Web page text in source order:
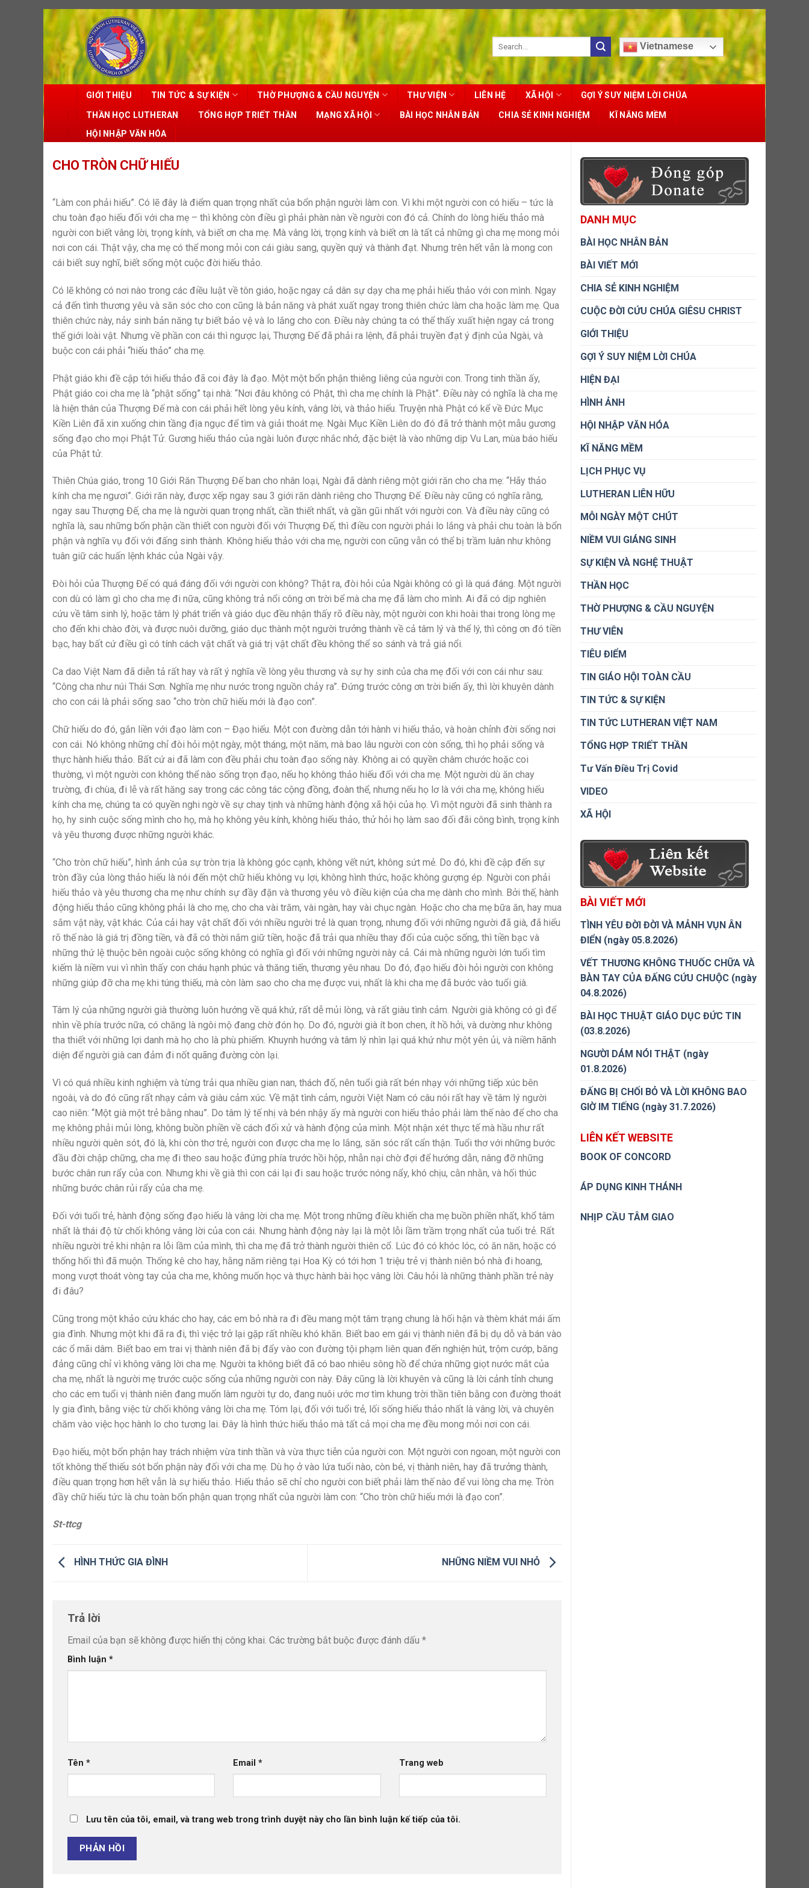
Skip
to
content
Vietnamese
GIỚI THIỆU TIN TỨC & SỰ KIỆN THỜ PHƯỢNG & CẦU NGUYỆN THƯ VIỆN LIÊN HỆ XÃ HỘI GỢI Ý SUY NIỆM LỜI CHÚA
THẦN HỌC LUTHERAN TỔNG HỢP TRIẾT THẦN MẠNG XÃ HỘI BÀI HỌC NHÂN BẢN CHIA SẺ KINH NGHIỆM
KĨ NĂNG MỀM
HỘI NHẬP VĂN HÓA
CHO TRÒN CHỮ HIẾU
“Làm con phải hiếu”. Có lẽ đây là điểm quan trọng nhất của bổn phận người làm con. Vì khi một người con có hiếu – tức là
chu toàn đạo hiếu đối với cha mẹ – thì không còn điều gì phải phàn nàn về người con đó cả. Chính do lòng hiếu thảo mà
người con biết vâng lời, trọng kính, và biết ơn cha mẹ. Mà vâng lời, trọng kính và biết ơn là tất cả những gì cha mẹ mong mỏi
nơi con cái. Thật vậy, cha mẹ có thể mong mỏi con cái giàu sang, quyền quý và thành đạt. Nhưng trên hết vẫn là mong con
cái biết suy nghĩ, biết sống một cuộc đời hiếu thảo.
Có lẽ không có nơi nào trong các điều luật về tôn giáo, hoặc ngay cả dân sự dạy cha mẹ phải hiếu thảo với con mình. Ngay
cả đến tình thương yêu và săn sóc cho con cũng là bản năng và phát xuất ngay trong thiên chức làm cha hoặc làm mẹ. Qua
thiên chức này, nảy sinh bản năng tự biết bảo vệ và lo lắng cho con. Điều này chúng ta có thể thấy xuất hiện ngay cả trong
thế giới loài vật. Nhưng về phần con cái thì ngược lại, Thượng Đế đã phải ra lệnh, đã phải truyền đạt ý định của Ngài, và
buộc con cái phải “hiếu thảo” cha mẹ.
Phật giáo khi đề cập tới hiếu thảo đã coi đây là đạo. Một một bổn phận thiêng liêng của người con. Trong tinh thần ấy,
Phật giáo coi cha mẹ là “phật sống” tại nhà: “Nơi đâu không có Phật, thì cha mẹ chính là Phật”. Điều này có nghĩa là cha mẹ
là hiện thân của Thượng Đế mà con cái phải hết lòng yêu kính, vâng lời, và thảo hiếu. Truyện nhà Phật có kể về Đức Mục
Kiền Liên đã xin xuống chin tầng địa ngục để tìm và giải thoát mẹ. Ngài Mục Kiền Liên do đó đã trở thành một mẫu gương
sống đạo cho mọi Phật Tử. Gương hiếu thảo của ngài luôn được nhắc nhở, đặc biệt là vào những dịp Vu Lan, mùa báo hiếu
của Phật tử.
Thiên Chúa giáo, trong 10 Giới Răn Thượng Đế ban cho nhân loại, Ngài đã dành riêng một giới răn cho cha mẹ: “Hãy thảo
kính cha mẹ ngươi”. Giới răn này, được xếp ngay sau 3 giới răn dành riêng cho Thượng Đế. Điều này cũng có nghĩa rằng,
ngay sau Thượng Đế, cha mẹ là người quan trọng nhất, cần thiết nhất, và gần gũi nhất với người con. Và điều này cũng có
nghĩa là, sau những bổn phận cần thiết con người đối với Thượng Đế, thì điều con người phải lo lắng và phải chu toàn là bổn
phận và nghĩa vụ đối với đấng sinh thành. Không hiếu thảo với cha mẹ, người con cũng vẫn có thể bị trầm luân như không
tuân giữ các huấn lệnh khác của Ngài vậy.
Đòi hỏi của Thượng Đế có quá đáng đối với người con không? Thật ra, đòi hỏi của Ngài không có gì là quá đáng. Một người
con dù có làm gì cho cha mẹ đi nữa, cũng không trả nổi công ơn trời bể mà cha mẹ đã làm cho mình. Ai đã có dịp nghiên
cứu về tâm sinh lý, hoặc tâm lý phát triển và giáo dục đều nhận thấy rõ điều này, một người con khi hoài thai trong lòng mẹ
cho đến khi chào đời, và được nuôi dưỡng, giáo dục thành một người trưởng thành về cả tâm lý và thể lý, thì công ơn đó tiền
bạc, hay bất cứ điều gì có tính cách vật chất và giá trị vật chất đều không thể so sánh và trả giá nổi.
Ca dao Việt Nam đã diễn tả rất hay và rất ý nghĩa về lòng yêu thương và sự hy sinh của cha mẹ đối với con cái như sau:
“Công cha như núi Thái Sơn. Nghĩa mẹ như nước trong nguồn chảy ra”. Đứng trước công ơn trời biển ấy, thì lời khuyên dành
cho con cái là phải sống sao “cho tròn chữ hiếu mới là đạo con”.
Chữ hiếu do đó, gắn liền với đạo làm con – Đạo hiếu. Một con đường dẫn tới hành vi hiếu thảo, và hoàn chỉnh đời sống nơi
con cái. Nó không những chỉ đòi hỏi một ngày, một tháng, một năm, mà bao lâu người con còn sống, thì họ phải sống và
thực hành hiếu thảo. Bất cứ ai đã làm con đều phải chu toàn đạo sống này. Không ai có quyền châm chước hoặc coi
thường, vì một người con không thể nào sống trọn đạo, nếu họ không thảo hiếu đối với cha mẹ. Một người dù ăn chay
trường, đi chùa, đi lễ và rất hăng say trong các công tác cộng đồng, đoàn thể, nhưng nếu họ lơ là với cha mẹ, không hiếu
kính cha mẹ, chúng ta có quyền nghi ngờ về sự chay tịnh và những hành động xã hội của họ. Vì một người đã sinh thành ra
họ, hy sinh cuộc sống mình cho họ, mà họ không yêu kính, không hiếu thảo, thử hỏi họ làm sao đối đãi công bình, trọng kính
và yêu thương được những người khác.
“Cho tròn chữ hiếu”, hình ảnh của sự tròn trịa là không góc cạnh, không vết nứt, không sứt mẻ. Do đó, khi đề cập đến sự
tròn đầy của lòng thảo hiếu là nói đến một chữ hiếu không vụ lợi, không hình thức, hoặc không gượng ép. Người con phải
hiếu thảo và yêu thương cha mẹ như chính sự đầy đặn và thương yêu vô điều kiện của cha mẹ dành cho mình. Bởi thế, hành
động hiếu thảo cũng không phải là cho mẹ, cho cha vài trăm, vài ngàn, hay vài chục ngàn. Hoặc cho cha mẹ bữa ăn, hay mua
sắm vật này, vật khác. Của cải hay vật chất đối với nhiều người trẻ là quan trọng, nhưng đối với những người đã già, đã hiểu
rõ thế nào là giá trị đồng tiền, và đã có thời nắm giữ tiền, hoặc đã trải qua nhiều thay đổi của cuộc sống, thì tiền bạc và
những thứ lệ thuộc bên ngoài cuộc sống không có nghĩa gì đối với những người này cả. Cái mà những người lớn tuổi tìm
kiếm là niềm vui vì nhìn thấy con cháu hạnh phúc và thăng tiến, thương yêu nhau. Do đó, đạo hiếu đòi hỏi người con không
những giúp đỡ cha mẹ khi túng thiếu, mà còn làm sao cho cha mẹ được vui, nhất là khi cha mẹ đã bước vào tuổi già.
Tâm lý của những người già thường luôn hướng về quá khứ, rất dễ mủi lòng, và rất giàu tình cảm. Người già không có gì để
nhìn về phía trước nữa, có chăng là ngôi mộ đang chờ đón họ. Do đó, người già ít bon chen, ít hồ hởi, và dường như không
tha thiết với những lợi danh mà họ cho là phù phiếm. Khuynh hướng và tâm lý nhìn lại quá khứ như một yên ủi, và niềm hãnh
diện để người già can đảm đi nốt quãng đường còn lại.
Vì có quá nhiều kinh nghiệm và từng trải qua nhiều gian nan, thách đố, nên tuổi già rất bén nhạy với những tiếp xúc bên
ngoài, và do đó cũng rất nhạy cảm và giàu cảm xúc. Về mặt tình cảm, người Việt Nam có câu nói rất hay về tâm lý người
cao niên: “Một già một trẻ bằng nhau”. Do tâm lý tế nhị và bén nhậy ấy mà người con hiếu thảo phải làm thế nào để cho cha
mẹ không phải mủi lòng, không buồn phiền về cách đối xử và hành động của mình. Một nhận xét thực tế mà hầu như rất
nhiều người quên sót, đó là, khi còn thơ trẻ, người con được cha mẹ lo lắng, săn sóc rất cẩn thận. Tuổi thơ với những bước
đầu đời chập chững, cha mẹ đi theo sau hoặc đứng phía trước hồi hộp, nhẫn nại chờ đợi để hướng dẫn, nâng đỡ những
bước chân run rẩy của con. Nhưng khi về già thì con cái lại đi sau hoặc trước nóng nẩy, khó chịu, cằn nhằn, và hối thúc
những bước chân rủi rẩy của cha mẹ.
Đối với tuổi trẻ, hành động sống đạo hiếu là vâng lời cha mẹ. Một trong những điều khiến cha mẹ buồn phiền nhất, khổ tâm
nhất là thái độ từ chối không vâng lời của con cái. Nhưng hành động này lại là một lỗi lầm trầm trọng nhất của tuổi trẻ. Rất
nhiều người trẻ khi nhận ra lỗi lầm của mình, thì cha mẹ đã trở thành người thiên cổ. Lúc đó có khóc lóc, có ăn năn, hoặc có
thống hối thì đã muộn. Thống kê cho hay, hằng năm riêng tại Hoa Kỳ có tới hơn 1 triệu trẻ vị thành niên bỏ nhà đi hoang,
mong vượt thoát vòng tay của cha me, không muốn học và thực hành bài học vâng lời. Câu hỏi là những thành phần trẻ này
đi đâu?
Cũng trong một khảo cứu khác cho hay, các em bỏ nhà ra đi đều mang một tâm trạng chung là hối hận và thèm khát mái ấm
gia đình. Nhưng một khi đã ra đi, thì việc trở lại gặp rất nhiều khó khăn. Biết bao em gái vị thành niên đã bị dụ dỗ và bán vào
các ổ mãi dâm. Biết bao em trai vị thành niên đã bị đẩy vào con đường tội phạm liên quan đến nghiện hút, trộm cướp, băng
đảng cũng chỉ vì không vâng lời cha mẹ. Người ta không biết đã có bao nhiêu sông hồ để chứa những giọt nước mắt của
cha mẹ, nhất là người mẹ trước cuộc sống của những người con này. Đây cũng là lời khuyên và cũng là lời cảnh tỉnh chung
cho các em tuổi vị thành niên đang muốn làm người tự do, đang nuôi ước mơ tìm khung trời thần tiên bằng con đường thoát
ly gia đình, bằng việc từ chối không vâng lời cha mẹ. Tóm lại, đối với tuổi trẻ, lối sống hiếu thảo nhất là vâng lời, và chuyên
chăm vào việc học hành lo cho tương lai. Đây là hình thức hiếu thảo mà tất cả mọi cha mẹ đều mong mỏi nơi con cái.
Đạo hiếu, một bổn phận hay trách nhiệm vừa tinh thần và vừa thực tiễn của người con. Một người con ngoan, một người con
tốt không thể thiếu sót bổn phận này đối với cha mẹ. Dù họ ở vào lứa tuổi nào, còn bé, vị thành niên, hay đã trưởng thành,
điều quan trọng hơn hết vẫn là sự hiếu thảo. Hiếu thảo sẽ chỉ cho người con biết phải làm thế nào để vui lòng cha mẹ. Tròn
đầy chữ hiếu tức là chu toàn bổn phận quan trọng nhất của người làm con: “Cho tròn chữ hiếu mới là đạo con”.
St-ttcg
HÌNH THỨC GIA ĐÌNH NHỮNG NIỀM VUI NHỎ
Trả lời
Email của bạn sẽ không được hiển thị công khai. Các trường bắt buộc được đánh dấu *
Bình luận *
Tên * Email* Trang web
Lưu tên của tôi, email, và trang web trong trình duyệt này cho lần bình luận kế tiếp của tôi.
DANH MỤC
BÀI HỌC NHÂN BẢN
BÀI VIẾT MỚI
CHIA SẺ KINH NGHIỆM
CUỘC ĐỜI CỨU CHÚA GIÊSU CHRIST
GIỚI THIỆU
GỢI Ý SUY NIỆM LỜI CHÚA
HIỆN ĐẠI
HÌNH ẢNH
HỘI NHẬP VĂN HÓA
KĨ NĂNG MỀM
LỊCH PHỤC VỤ
LUTHERAN LIÊN HỮU
MỖI NGÀY MỘT CHÚT
NIỀM VUI GIÁNG SINH
SỰ KIỆN VÀ NGHỆ THUẬT
THẦN HỌC
THỜ PHƯỢNG & CẦU NGUYỆN
THƯ VIÊN
TIÊU ĐIỂM
TIN GIÁO HỘI TOÀN CẦU
TIN TỨC & SỰ KIỆN
TIN TỨC LUTHERAN VIỆT NAM
TỔNG HỢP TRIẾT THẦN
Tư Vấn Điều Trị Covid
VIDEO
XÃ HỘI
BÀI VIẾT MỚI
TÌNH YÊU ĐỜI ĐỜI VÀ MẢNH VỤN ÂN
ĐIỂN (ngày 05.8.2026)
VẾT THƯƠNG KHÔNG THUỐC CHỮA VÀ
BÀN TAY CỦA ĐẤNG CỨU CHUỘC (ngày
04.8.2026)
BÀI HỌC THUẬT GIÁO DỤC ĐỨC TIN
(03.8.2026)
NGƯỜI DÁM NÓI THẬT (ngày
01.8.2026)
ĐẤNG BỊ CHỐI BỎ VÀ LỜI KHÔNG BAO
GIỜ IM TIẾNG (ngày 31.7.2026)
LIÊN KẾT WEBSITE
BOOK OF CONCORD
ÁP DỤNG KINH THÁNH
NHỊP CẦU TÂM GIAO